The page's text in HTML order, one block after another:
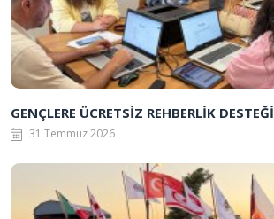
GENÇLERE ÜCRETSİZ REHBERLİK DESTEĞİ
31 Temmuz 2026